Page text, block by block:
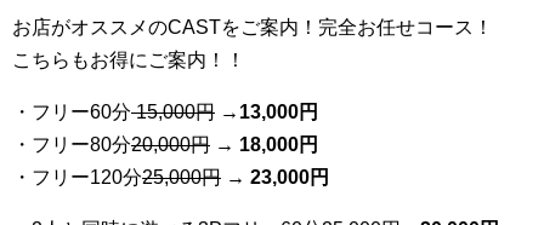
お店がオススメのCASTをご案内！完全お任せコース！
こちらもお得にご案内！！
・フリー60分15,000円 → 13,000円
・フリー80分20,000円 → 18,000円
・フリー120分25,000円 → 23,000円